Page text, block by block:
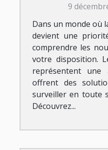
9
Dans un monde où
devient une
comprendre les
votre disposition.
représentent une
offrent des
surveiller en toute
Découvrez...